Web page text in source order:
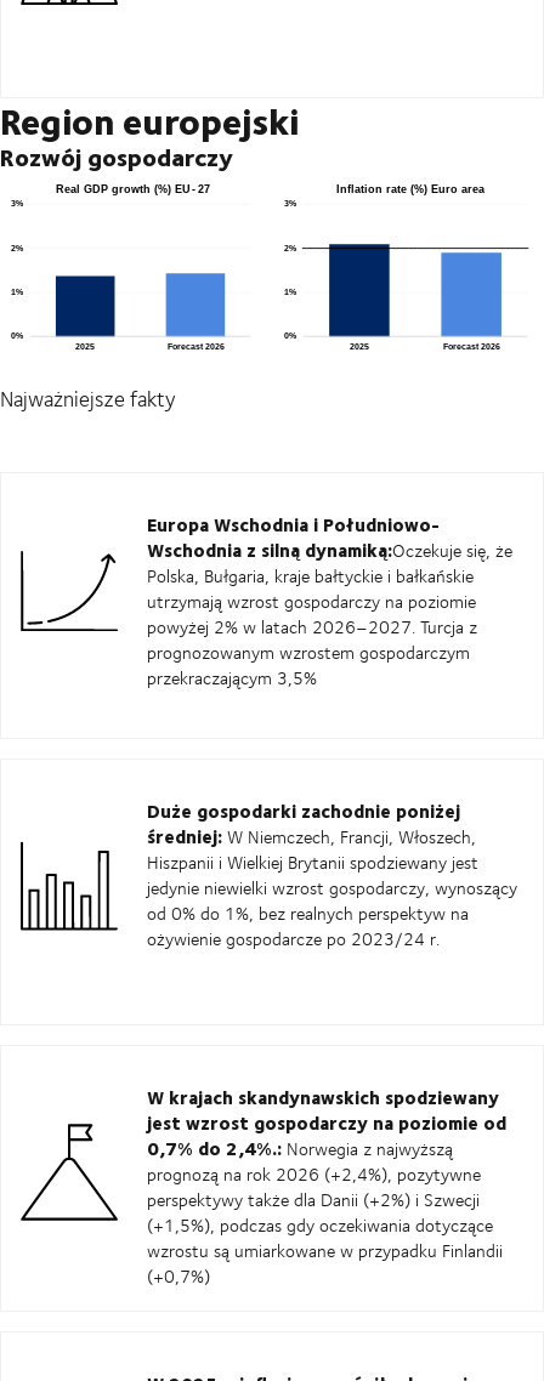
Region europejski
Rozwój gospodarczy
Najważniejsze fakty
Europa Wschodnia i Południowo-
Wschodnia z silną dynamiką:Oczekuje się, że
Polska, Bułgaria, kraje bałtyckie i bałkańskie
utrzymają wzrost gospodarczy na poziomie
powyżej 2% w latach 2026–2027. Turcja z
prognozowanym wzrostem gospodarczym
przekraczającym 3,5%
Duże gospodarki zachodnie poniżej
średniej:W Niemczech, Francji, Włoszech,
Hiszpanii i Wielkiej Brytanii spodziewany jest
jedynie niewielki wzrost gospodarczy, wynoszący
od 0% do 1%, bez realnych perspektyw na
ożywienie gospodarcze po 2023/24 r.
W krajach skandynawskich spodziewany
jest wzrost gospodarczy na poziomie od
0,7% do 2,4%.: Norwegia z najwyższą
prognozą na rok 2026 (+2,4%), pozytywne
perspektywy także dla Danii (+2%) i Szwecji
(+1,5%), podczas gdy oczekiwania dotyczące
wzrostu są umiarkowane w przypadku Finlandii
(+0,7%)